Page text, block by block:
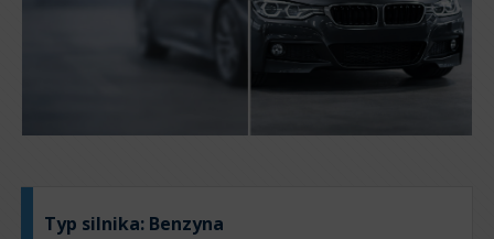
Typ silnika: Benzyna